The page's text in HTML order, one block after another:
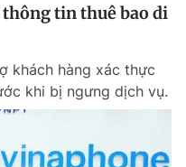
tin thuê bao di
khách hàng xác thực
khi bị ngưng dịch vụ.